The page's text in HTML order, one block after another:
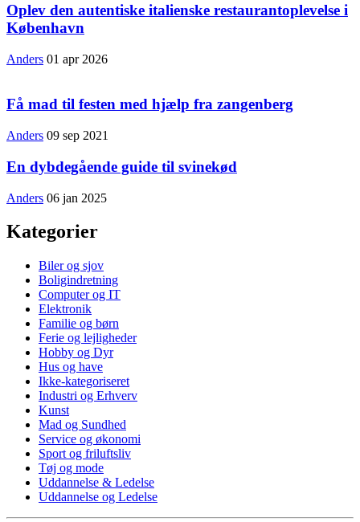
Oplev den autentiske italienske restaurantoplevelse i
København
Anders 01 apr 2026
Få mad til festen med hjælp fra zangenberg
Anders 09 sep 2021
En dybdegående guide til svinekød
Anders 06 jan 2025
Kategorier
Biler og sjov
Boligindretning
Computer og IT
Elektronik
Familie og børn
Ferie og lejligheder
Hobby og Dyr
Hus og have
Ikke-kategoriseret
Industri og Erhverv
Kunst
Mad og Sundhed
Service og økonomi
Sport og friluftsliv
Tøj og mode
Uddannelse & Ledelse
Uddannelse og Ledelse